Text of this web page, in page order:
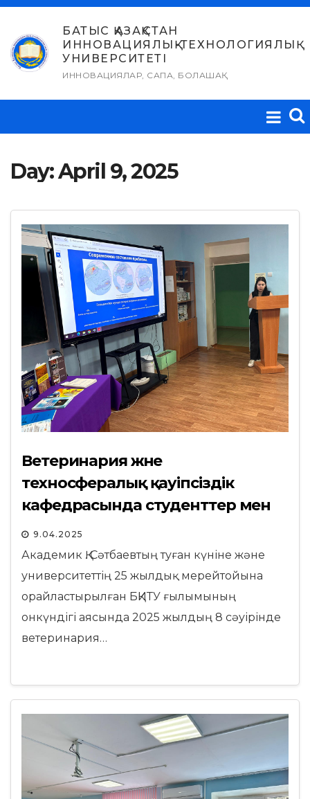
Skip
content
БАТЫС ҚАЗАҚСТАН
ИННОВАЦИЯЛЫҚ-ТЕХНОЛОГИЯЛЫҚ
УНИВЕРСИТЕТІ
ИННОВАЦИЯЛАР, САПА, БОЛАШАҚ
Day:April 9, 2025
Ветеринария және
техносфералық қауіпсіздік
кафедрасында студенттер мен
магистранттардың
конференциясы өтті
9.04.2025
Академик Қ. Сәтбаевтың туған күніне және
университеттің 25 жылдық мерейтойына
орайластырылған БҚИТУ ғылымының
онкүндігі аясында 2025 жылдың 8 сәуірінде
ветеринария…